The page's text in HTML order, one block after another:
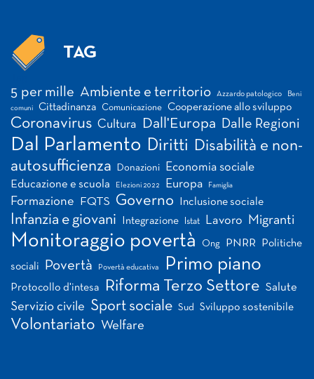
TAG
5 per mille Ambiente e territorio Azzardo patologico Beni
comuni Cittadinanza Comunicazione Cooperazione allo sviluppo
Coronavirus Cultura Dall'Europa Dalle Regioni
Dal Parlamento Diritti Disabilità e non-
autosufficienza
Donazioni Economia sociale
Educazione e scuola Elezioni 2022 Europa Famiglia
Formazione FQTS Governo Inclusione sociale
Infanzia e giovani Integrazione Istat Lavoro Migranti
Monitoraggio povertà Ong PNRR Politiche
sociali Povertà Povertà educativa Primo piano
Protocollo d'intesa Riforma Terzo Settore Salute
Servizio civile Sport sociale Sud Sviluppo sostenibile
Volontariato Welfare